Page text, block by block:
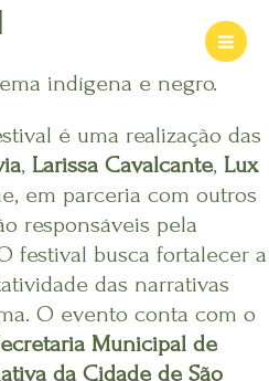
indígena e negro.
é uma realização das
, Larissa Cavalcante, Lux
em parceria com outros
responsáveis pela
festival busca fortalecer a
das narrativas
O evento conta com o
Municipal de
da Cidade de São